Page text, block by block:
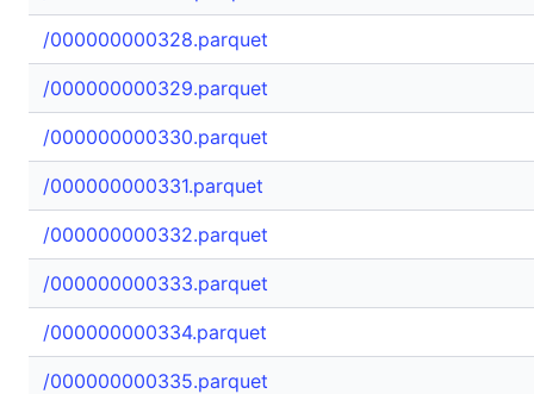
/000000000328.parquet
/000000000329.parquet
/000000000330.parquet
/000000000331.parquet
/000000000332.parquet
/000000000333.parquet
/000000000334.parquet
/000000000335.parquet